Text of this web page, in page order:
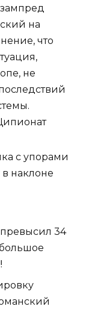
на
что
не
с упорами
наклоне
34